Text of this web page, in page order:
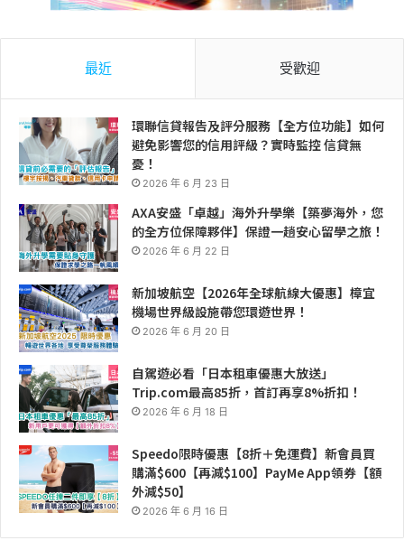
最近 受歡迎
環聯信貸報告及評分服務【全方位功能】如何
避免影響您的信用評級？實時監控 信貸無
憂！
2026 年 6 月 23 日
AXA安盛「卓越」海外升學樂【築夢海外，您
的全方位保障夥伴】保證一趟安心留學之旅！
2026 年 6 月 22 日
新加坡航空【2026年全球航線大優惠】樟宜
機場世界級設施帶您環遊世界！
2026 年 6 月 20 日
自駕遊必看「日本租車優惠大放送」
Trip.com最高85折，首訂再享8%折扣！
2026 年 6 月 18 日
Speedo限時優惠【8折＋免運費】新會員買
購滿$600【再減$100】PayMe App領券【額
外減$50】
2026 年 6 月 16 日